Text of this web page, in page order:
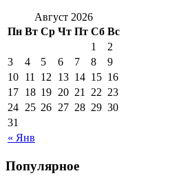
Август 2026
Пн Вт Ср Чт Пт Сб Вс
« Янв
1
2
3
4 5 6 7 8
9
10 11 12 13 14 15 16
17 18 19 20 21 22 23
24 25 26 27 28 29 30
31
Популярное